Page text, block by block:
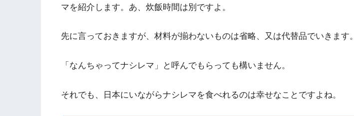
マを紹介します。あ、炊飯時間は別ですよ。
先に言っておきますが、材料が揃わないものは省略、又は代替品でいきます。
「なんちゃってナシレマ」と呼んでもらっても構いません。
それでも、日本にいながらナシレマを食べれるのは幸せなことですよね。